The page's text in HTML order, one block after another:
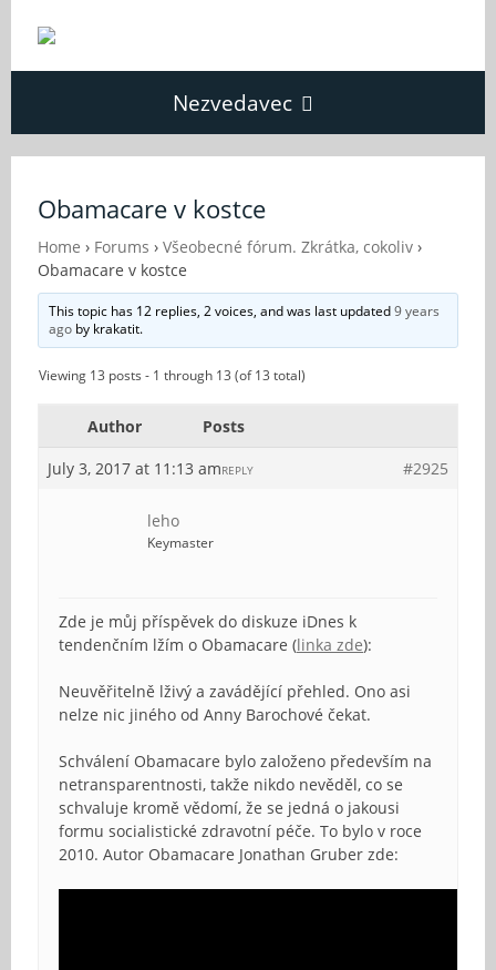
Nezvedavec
Fórum
O Nezvědavci
Kontakt
Obamacare v kostce
Home › Forums › Všeobecné fórum. Zkrátka, cokoliv ›
Obamacare v kostce
This topic has 12 replies, 2 voices, and was last updated9 years
ago by krakatit.
Viewing 13 posts - 1 through 13 (of 13 total)
Author
Posts
July 3, 2017 at 11:13 am
#2925
REPLY
leho
Keymaster
Zde je můj příspěvek do diskuze iDnes k
tendenčním lžím o Obamacare (linka zde):
Neuvěřitelně lživý a zavádějící přehled. Ono asi
nelze nic jiného od Anny Barochové čekat.
Schválení Obamacare bylo založeno především na
netransparentnosti, takže nikdo nevěděl, co se
schvaluje kromě vědomí, že se jedná o jakousi
formu socialistické zdravotní péče. To bylo v roce
2010. Autor Obamacare Jonathan Gruber zde: